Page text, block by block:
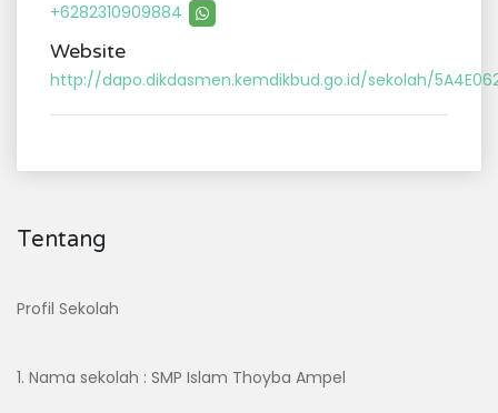
Tentang
Profil Sekolah
1. Nama sekolah : SMP Islam Thoyba Ampel
+6282310909884
Website
http://dapo.dikdasmen.kemdikbud.go.id/sekolah/